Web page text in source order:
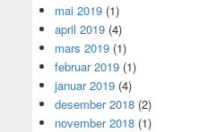
mai 2019 (1)
april 2019 (4)
mars 2019 (1)
februar 2019 (1)
januar 2019 (4)
desember 2018 (2)
november 2018 (1)